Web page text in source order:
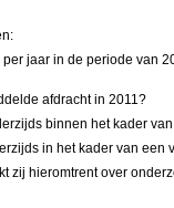
jaar in de periode van
afdracht in 2011?
binnen het kader
in het kader van een
zij hieromtrent over